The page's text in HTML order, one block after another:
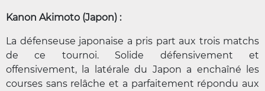
Kanon Akimoto (Japon) :
La défenseuse japonaise a pris part aux trois matchs
de ce tournoi. Solide défensivement et
offensivement, la latérale du Japon a enchaîné les
courses sans relâche et a parfaitement répondu aux